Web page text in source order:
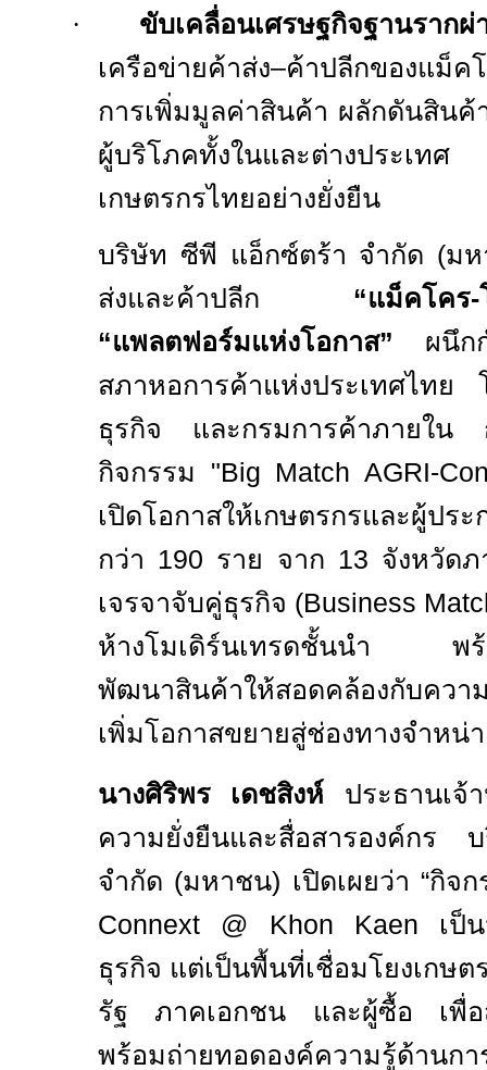
·
ขับเคลื่อนเศรษฐกิจฐานราก
เครือข่ายค้าส่ง–ค้าปลีกของแ
การเพิ่มมูลค่าสินค้า ผลักดันสิน
ผู้บริโภคทั้งในและต่างประเทศ
เกษตรกรไทยอย่างยั่งยืน
บริษัท ซีพี แอ็กซ์ตร้า จำกัด (มห
ส่งและค้าปลีก “แม็คโคร-
“แพลตฟอร์มแห่งโอกาส” ผนึกก
สภาหอการค้าแห่งประเทศไทย
ธุรกิจ และกรมการค้าภายใ
กิจกรรม "Big Match AGRI-
เปิดโอกาสให้เกษตรกรและผู้ปร
กว่า 190 ราย จาก 13 จังหวัดภ
เจรจาจับคู่ธุรกิจ (Business
ห้างโมเดิร์นเทรดชั้นนำ พร้อ
พัฒนาสินค้าให้สอดคล้องกับควา
เพิ่มโอกาสขยายสู่ช่องทางจำหน่
นางศิริพร เดชสิงห์ ประธานเจ้
ความยั่งยืนและสื่อสารองค์ก
จำกัด (มหาชน) เปิดเผยว่า “กิจ
Connext @ Khon Kaen เป็
ธุรกิจ แต่เป็นพื้นที่เชื่อมโยงเกษ
รัฐ ภาคเอกชน และผู้ซื้อ เพื่อส
พร้อมถ่ายทอดองค์ความรู้ด้านก